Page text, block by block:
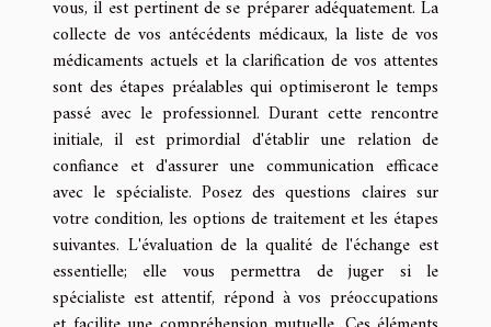
vous, il est pertinent de se préparer adéquatement. La
collecte de vos antécédents médicaux, la liste de vos
médicaments actuels et la clarification de vos attentes
sont des étapes préalables qui optimiseront le temps
passé avec le professionnel. Durant cette rencontre
initiale, il est primordial d'établir une relation de
confiance et d'assurer une communication efficace
avec le spécialiste. Posez des questions claires sur
votre condition, les options de traitement et les étapes
suivantes. L'évaluation de la qualité de l'échange est
essentielle; elle vous permettra de juger si le
spécialiste est attentif, répond à vos préoccupations